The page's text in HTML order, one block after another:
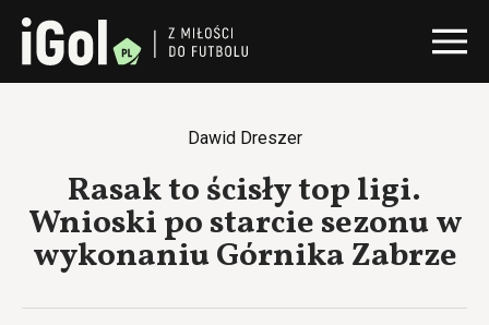
Dawid Dreszer
Rasak to ścisły top ligi.
Wnioski po starcie sezonu w
wykonaniu Górnika Zabrze